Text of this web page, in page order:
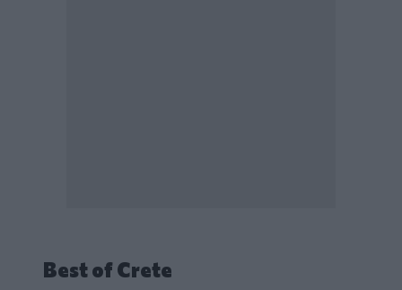
Best of Crete